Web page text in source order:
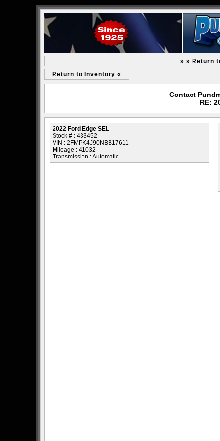
» » Return
Return to Inventory «
Contact
RE:
2022 Ford Edge SEL
Stock # : 433452
VIN : 2FMPK4J90NBB17611
Mileage : 41032
Transmission : Automatic